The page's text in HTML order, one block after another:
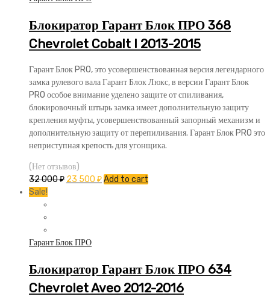
Блокиратор Гарант Блок ПРО 368
Chevrolet Cobalt I 2013-2015
Гарант Блок PRO, это усовершенствованная версия легендарного
замка рулевого вала Гарант Блок Люкс, в версии Гарант Блок
PRO особое внимание уделено защите от спиливания,
блокировочный штырь замка имеет дополнительную защиту
крепления муфты, усовершенствованный запорный механизм и
дополнительную защиту от перепиливания. Гарант Блок PRO это
неприступная крепость для угонщика.
(Нет отзывов)
32 000₽ 23 500 ₽Add to cart
Sale!
Гарант Блок ПРО
Блокиратор Гарант Блок ПРО 634
Chevrolet Aveo 2012-2016